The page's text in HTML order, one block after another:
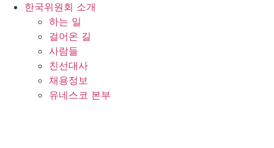
한국위원회 소개
하는 일
걸어온 길
사람들
친선대사
채용정보
유네스코 본부